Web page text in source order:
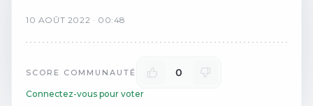
10 AOÛT 2022 · 00:48
SCORE COMMUNAUTÉ 0
Connectez-vous pour voter